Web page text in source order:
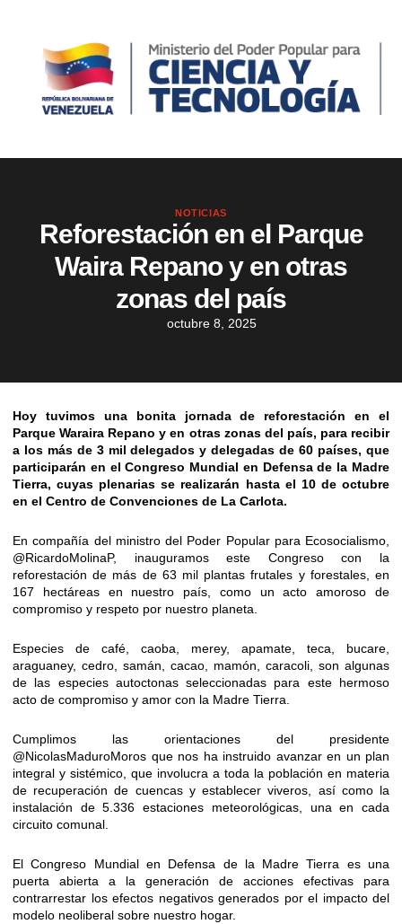
NOTICIAS
Reforestación en el Parque
Waira Repano y en otras
zonas del país
octubre 8, 2025
Hoy tuvimos una bonita jornada de reforestación en el
Parque Waraira Repano y en otras zonas del país, para recibir
a los más de 3 mil delegados y delegadas de 60 países, que
participarán en el Congreso Mundial en Defensa de la Madre
Tierra, cuyas plenarias se realizarán hasta el 10 de octubre
en el Centro de Convenciones de La Carlota.
En compañía del ministro del Poder Popular para Ecosocialismo,
@RicardoMolinaP, inauguramos este Congreso con la
reforestación de más de 63 mil plantas frutales y forestales, en
167 hectáreas en nuestro país, como un acto amoroso de
compromiso y respeto por nuestro planeta.
Especies de café, caoba, merey, apamate, teca, bucare,
araguaney, cedro, samán, cacao, mamón, caracoli, son algunas
de las especies autoctonas seleccionadas para este hermoso
acto de compromiso y amor con la Madre Tierra.
Cumplimos las orientaciones del presidente
@NicolasMaduroMoros que nos ha instruido avanzar en un plan
integral y sistémico, que involucra a toda la población en materia
de recuperación de cuencas y establecer viveros, así como la
instalación de 5.336 estaciones meteorológicas, una en cada
circuito comunal.
El Congreso Mundial en Defensa de la Madre Tierra es una
puerta abierta a la generación de acciones efectivas para
contrarrestar los efectos negativos generados por el impacto del
modelo neoliberal sobre nuestro hogar.